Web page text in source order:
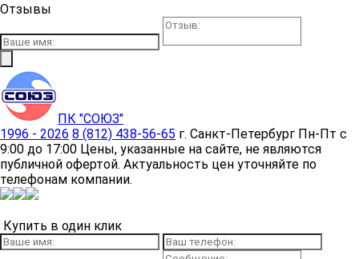
Отзывы
ПК "СОЮЗ"
1996 - 2026 8 (812) 438-56-65 г. Санкт-Петербург Пн-Пт с
9:00 до 17:00 Цены, указанные на сайте, не являются
публичной офертой. Актуальность цен уточняйте по
телефонам компании.
Купить в один клик